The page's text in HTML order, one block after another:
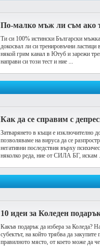
По-малко мъж ли съм ако
Ти си 100% истински Български
докосвал ли си тренировъчни
някой грим канал в Ютуб и зарежи
направи си този тест и ние ...
Как да се справим с
Затварянето в къщи е изключително
позволяваме на вируса да се
негативни последствия върху
няколко реда, ние от СИЛА БГ, искам
10 идеи за Коледен
Какъв подарък да избера за Коледа?
субектът, на който трябва да
правилното място, от което може да